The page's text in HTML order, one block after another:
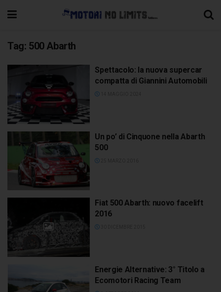
Tag: 500 Abarth
Spettacolo: la nuova supercar
compatta di Giannini Automobili
Un po’ di Cinquone nella Abarth
500
Fiat 500 Abarth: nuovo facelift
2016
Energie Alternative: 3° Titolo a
Ecomotori Racing Team